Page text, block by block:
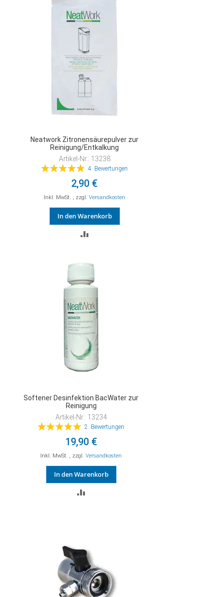
HINZUFÜGEN
Neatwork Zitronensäurepulver zur
Reinigung/Entkalkung
Artikel-Nr.: 13238
Bewertung:
4 Bewertungen
2,90 €
Inkl. MwSt. , zzgl.Versandkosten
In den Warenkorb
HINZUFÜGEN
Softener Desinfektion BacWater zur
Reinigung
Artikel-Nr.: 13234
Bewertung:
2 Bewertungen
19,90 €
Inkl. MwSt. , zzgl. Versandkosten
In den Warenkorb